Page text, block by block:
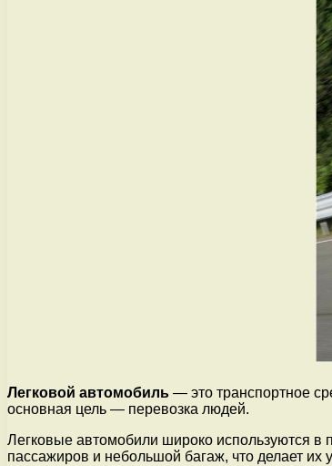
Легковой автомобиль — это транспортное
основная цель — перевозка людей.
Легковые автомобили широко используются в
пассажиров и небольшой багаж, что делает